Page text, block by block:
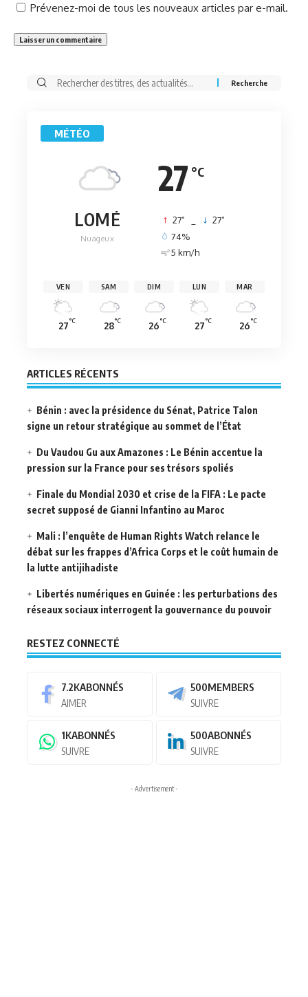
Prévenez-moi de tous les nouveaux articles par e-mail.
Rechercher:
MÉTÉO
27 °C
LOMÉ
Nuageux
27° 27°
74%
5 km/h
VEN
27°C
SAM
28°C
DIM
26°C
LUN
27°C
MAR
26°C
ARTICLES RÉCENTS
Bénin : avec la présidence du Sénat, Patrice Talon
signe un retour stratégique au sommet de l’État
Du Vaudou Gu aux Amazones : Le Bénin accentue la
pression sur la France pour ses trésors spoliés
Finale du Mondial 2030 et crise de la FIFA : Le pacte
secret supposé de Gianni Infantino au Maroc
Mali : l’enquête de Human Rights Watch relance le
débat sur les frappes d’Africa Corps et le coût humain de
la lutte antijihadiste
Libertés numériques en Guinée : les perturbations des
réseaux sociaux interrogent la gouvernance du pouvoir
RESTEZ CONNECTÉ
7.2KABONNÉS
AIMER
500MEMBERS
SUIVRE
1KABONNÉS
SUIVRE
500ABONNÉS
SUIVRE
- Advertisement -